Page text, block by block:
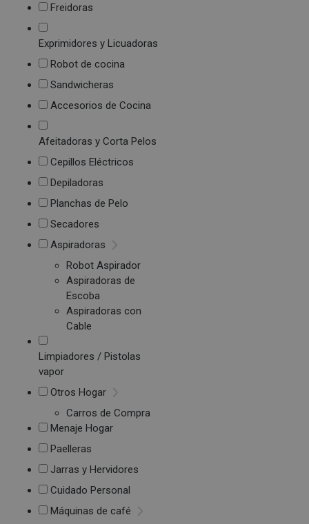
Freidoras
Exprimidores y Licuadoras
Robot de cocina
Sandwicheras
Accesorios de Cocina
Afeitadoras y Corta Pelos
Cepillos Eléctricos
Depiladoras
Planchas de Pelo
Secadores
Aspiradoras
Robot Aspirador
Aspiradoras de
Escoba
Aspiradoras con
Cable
Limpiadores / Pistolas
vapor
Otros Hogar
Carros de Compra
Menaje Hogar
Paelleras
Jarras y Hervidores
Cuidado Personal
Máquinas de café